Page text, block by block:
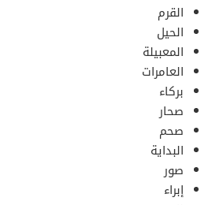
القرم
الحيل
المعبيلة
العامرات
بركاء
صحار
صحم
البداية
صور
إبراء